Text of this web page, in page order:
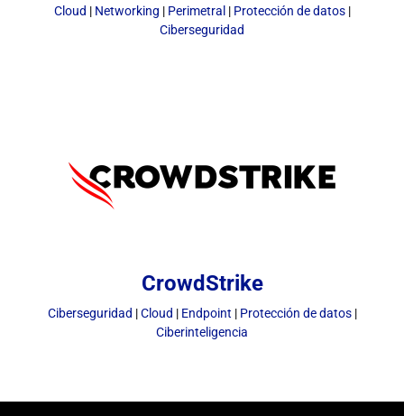
Cloud | Networking | Perimetral | Protección de datos|
Ciberseguridad
CrowdStrike
Ciberseguridad |Cloud | Endpoint | Protección de datos|
Ciberinteligencia